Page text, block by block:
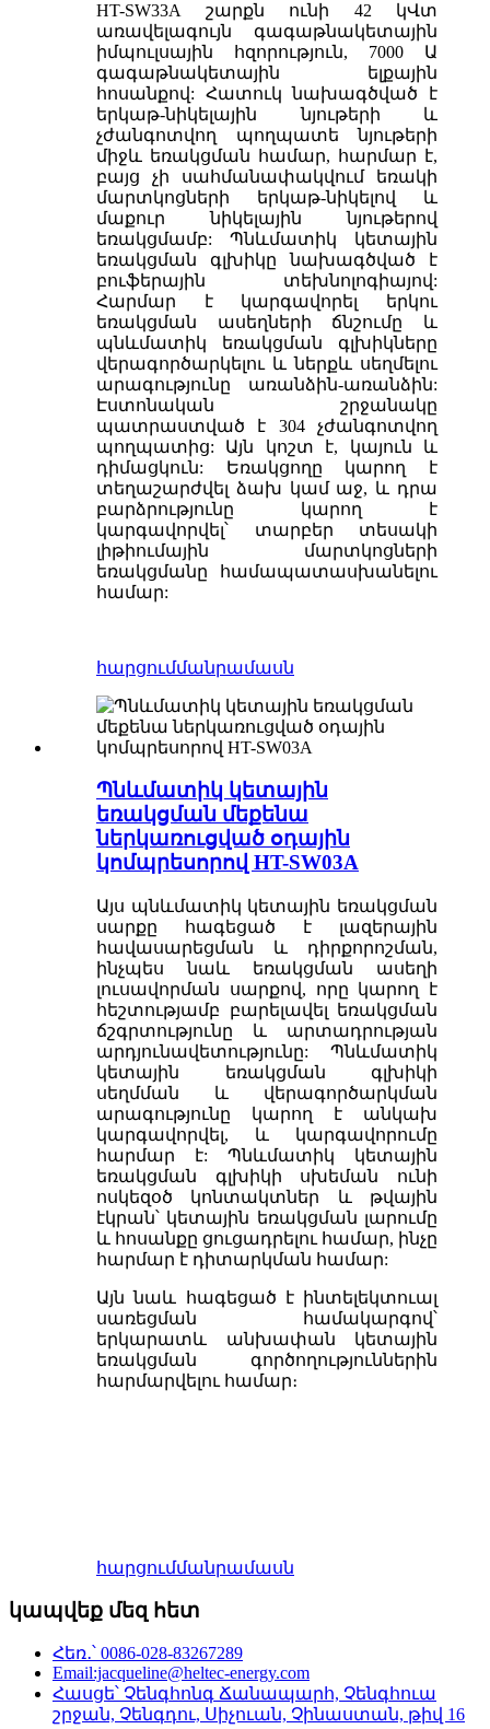
HT-SW33A շարքն ունի 42 կՎտ
առավելագույն գագաթնակետային
իմպուլսային հզորություն, 7000 Ա
գագաթնակետային ելքային
հոսանքով: Հատուկ նախագծված է
երկաթ-նիկելային նյութերի և
չժանգոտվող պողպատե նյութերի
միջև եռակցման համար, հարմար է,
բայց չի սահմանափակվում եռակի
մարտկոցների երկաթ-նիկելով և
մաքուր նիկելային նյութերով
եռակցմամբ: Պնևմատիկ կետային
եռակցման գլխիկը նախագծված է
բուֆերային տեխնոլոգիայով:
Հարմար է կարգավորել երկու
եռակցման ասեղների ճնշումը և
պնևմատիկ եռակցման գլխիկները
վերագործարկելու և ներքև սեղմելու
արագությունը առանձին-առանձին:
Էստոնական շրջանակը
պատրաստված է 304 չժանգոտվող
պողպատից: Այն կոշտ է, կայուն և
դիմացկուն: Եռակցողը կարող է
տեղաշարժվել ձախ կամ աջ, և դրա
բարձրությունը կարող է
կարգավորվել՝ տարբեր տեսակի
լիթիումային մարտկոցների
եռակցմանը համապատասխանելու
համար:
հարցումմանրամասն
Պնևմատիկ կետային
եռակցման մեքենա
ներկառուցված օդային
կոմպրեսորով HT-SW03A
Այս պնևմատիկ կետային եռակցման
սարքը հագեցած է լազերային
հավասարեցման և դիրքորոշման,
ինչպես նաև եռակցման ասեղի
լուսավորման սարքով, որը կարող է
հեշտությամբ բարելավել եռակցման
ճշգրտությունը և արտադրության
արդյունավետությունը: Պնևմատիկ
կետային եռակցման գլխիկի
սեղմման և վերագործարկման
արագությունը կարող է անկախ
կարգավորվել, և կարգավորումը
հարմար է: Պնևմատիկ կետային
եռակցման գլխիկի սխեման ունի
ոսկեզօծ կոնտակտներ և թվային
էկրան՝ կետային եռակցման լարումը
և հոսանքը ցուցադրելու համար, ինչը
հարմար է դիտարկման համար:
Այն նաև հագեցած է ինտելեկտուալ
սառեցման համակարգով՝
երկարատև անխափան կետային
եռակցման գործողություններին
հարմարվելու համար։
հարցումմանրամասն
կապվեք մեզ հետ
Հեռ․՝ 0086-028-83267289
Email:jacqueline@heltec-energy.com
Հասցե՝ Չենգհոնգ Ճանապարհ, Չենգհուա
շրջան, Չենգդու, Սիչուան, Չինաստան, թիվ 16